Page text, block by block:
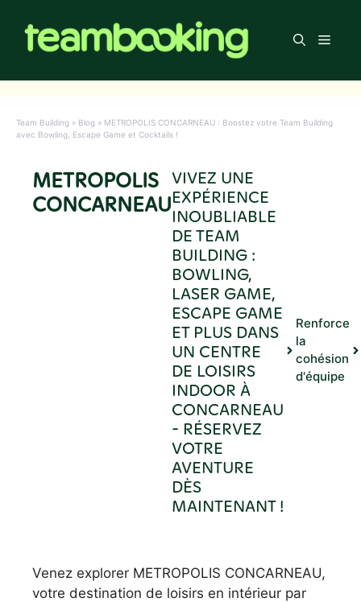
contenu
Menu
Team Building » Blog » METROPOLIS CONCARNEAU : Boostez votre Team Building
avec Bowling, Escape Game et Cocktails !
METROPOLIS
CONCARNEAU
VIVEZ UNE
EXPÉRIENCE
INOUBLIABLE
DE TEAM
BUILDING :
BOWLING,
LASER GAME,
ESCAPE GAME
ET PLUS DANS
UN CENTRE
DE LOISIRS
INDOOR À
CONCARNEAU
- RÉSERVEZ
VOTRE
AVENTURE
DÈS
MAINTENANT !
Renforce
la
cohésion
d'équipe
Venez explorer METROPOLIS CONCARNEAU,
votre destination de loisirs en intérieur par